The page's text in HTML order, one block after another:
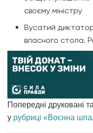
своєму міністру
Вусатий диктатор
власного стола.
Попередні друковані
у рубриці «Воєнна